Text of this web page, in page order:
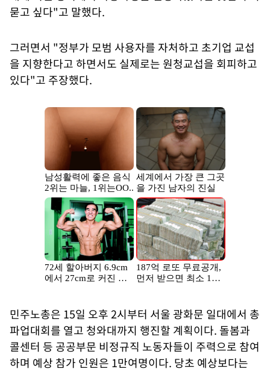
묻고 싶다"고 말했다.
그러면서 "정부가 모범 사용자를 자처하고 초기업 교섭
을 지향한다고 하면서도 실제로는 원청교섭을 회피하고
있다"고 주장했다.
민주노총은 15일 오후 2시부터 서울 광화문 일대에서 총
파업대회를 열고 청와대까지 행진할 계획이다. 돌봄과
콜센터 등 공공부문 비정규직 노동자들이 주력으로 참여
하며 예상 참가 인원은 1만여명이다. 당초 예상보다는